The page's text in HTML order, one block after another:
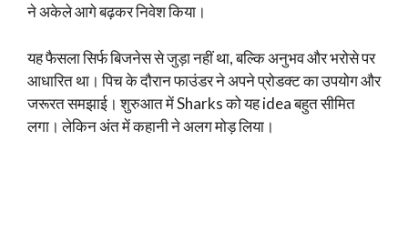
ने अकेले आगे बढ़कर निवेश किया।
यह फैसला सिर्फ बिजनेस से जुड़ा नहीं था, बल्कि अनुभव और भरोसे पर
आधारित था। पिच के दौरान फाउंडर ने अपने प्रोडक्ट का उपयोग और
जरूरत समझाई। शुरुआत में Sharks को यह idea बहुत सीमित
लगा। लेकिन अंत में कहानी ने अलग मोड़ लिया।